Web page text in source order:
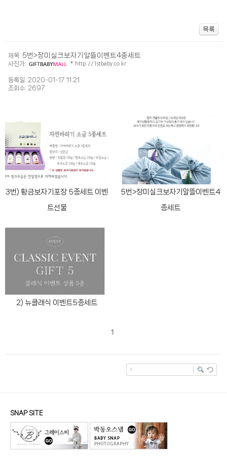
제목: 5번>장미실크보자기알뜰이벤트4종세트
사진가: * http://1stbaby.co.kr
등록일: 2020-01-17 11:21
조회수: 2697
3번) 황금보자기포장 5종세트 이벤
트선물
5번>장미실크보자기알뜰이벤트4
종세트
2) 뉴클래식 이벤트5종세트
1
SNAP SITE